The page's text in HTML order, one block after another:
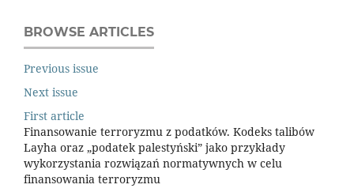
BROWSE ARTICLES
Previous issue
Next issue
First article
Finansowanie terroryzmu z podatków. Kodeks talibów
Layha oraz „podatek palestyński” jako przykłady
wykorzystania rozwiązań normatywnych w celu
finansowania terroryzmu